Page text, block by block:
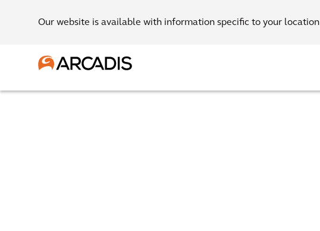
Our website is available with information specific to your location